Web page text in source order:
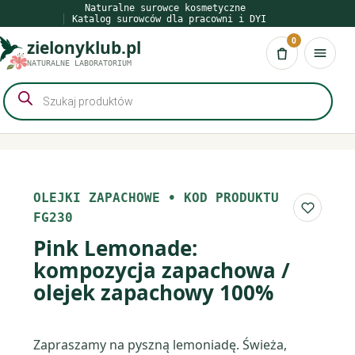
do
treści
Naturalne surowce kosmetyczne
Katalog surowców dla pracowni i DYI
zielonyklub.pl
NATURALNE LABORATORIUM Koszyk
0
Wyszukiwarka
produktów
OLEJKI ZAPACHOWE • KOD PRODUKTU
FG230
Do
Pink Lemonade:
kompozycja zapachowa /
olejek zapachowy 100%
Zapraszamy na pyszną lemoniadę. Świeża,